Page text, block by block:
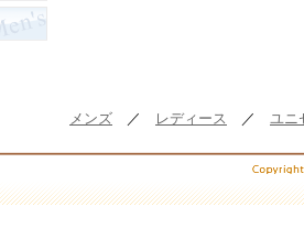
メンズ ／ レディース ／ ユニ